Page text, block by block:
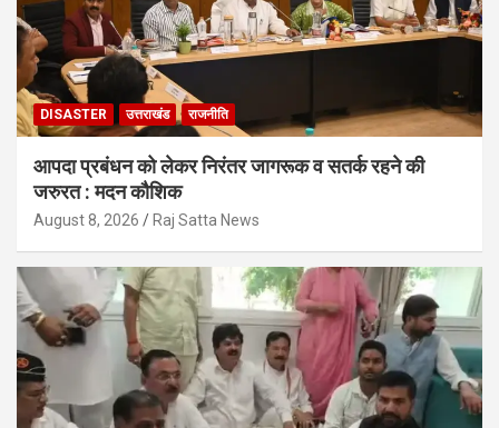
DISASTER उत्तराखंड राजनीति
आपदा प्रबंधन को लेकर निरंतर जागरूक व सतर्क रहने की
जरुरत : मदन कौशिक
August 8, 2026 Raj Satta News